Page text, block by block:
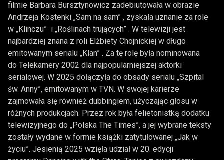
filmie Barbara Bursztynowicz zadebiutowała w obrazie
Andrzeja Kostenki „Sam na sam” , zyskała uznanie za role
w „Klinczu” i „Roślinach trujących” . W telewizji jest
najbardziej znana z roli Elżbiety Chojnickiej w długo
emitowanym serialu „Klan” . Za tę rolę była nominowana
do Telekamery 2002 dla najpopularniejszej aktorki
serialowej. W 2025 dołączyła do obsady serialu „Szpital
św. Anny”, emitowanym w TVN. W swojej karierze
zajmowała się również dubbingiem, użyczając głosu w
różnych produkcjach. Przez rok była felietonistką dodatku
telewizyjnego do „Polska The Times”, a jej wybrane teksty
zostały wydane w formie książki zatytułowanej „Jak w
życiu”. Jesienią 2025 wzięła udział w 20. edycji